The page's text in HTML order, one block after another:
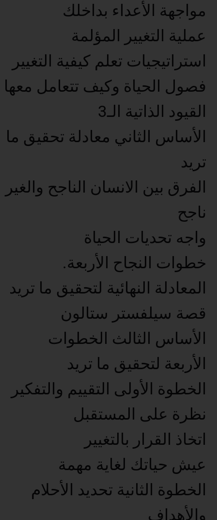
مواجهة الأعداء بداخلك
عملية التغيير المؤلمة
استراتيجيات تعلم كيفية التغيير
فصول الحياة وكيف تتعامل معها
القيود الذاتية الـ3
الأساس الثاني معادلة تحقيق ما
تريد
الفرق بين الانسان الناجح والغير
ناجح
واجه تحديات الحياة
خطوات النجاح الأربعة.
المعادلة النهائية لتحقيق ما تريد
قصة سيلفستر ستالون
الأساس الثالث الخطوات
الأربعة لتحقيق ما تريد
الخطوة الأولى التقييم والتفكير
نظرة على المستقبل
اتخاذ القرار بالتغيير
عيش حياتك لغاية مهمة
الخطوة الثانية تحديد الأحلام
والأهداف